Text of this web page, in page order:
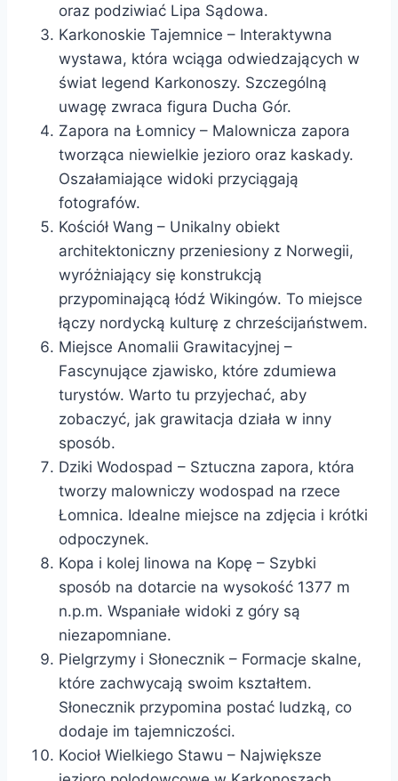
oraz podziwiać Lipa Sądowa.
Karkonoskie Tajemnice – Interaktywna
wystawa, która wciąga odwiedzających w
świat legend Karkonoszy. Szczególną
uwagę zwraca figura Ducha Gór.
Zapora na Łomnicy – Malownicza zapora
tworząca niewielkie jezioro oraz kaskady.
Oszałamiające widoki przyciągają
fotografów.
Kościół Wang – Unikalny obiekt
architektoniczny przeniesiony z Norwegii,
wyróżniający się konstrukcją
przypominającą łódź Wikingów. To miejsce
łączy nordycką kulturę z chrześcijaństwem.
Miejsce Anomalii Grawitacyjnej –
Fascynujące zjawisko, które zdumiewa
turystów. Warto tu przyjechać, aby
zobaczyć, jak grawitacja działa w inny
sposób.
Dziki Wodospad – Sztuczna zapora, która
tworzy malowniczy wodospad na rzece
Łomnica. Idealne miejsce na zdjęcia i krótki
odpoczynek.
Kopa i kolej linowa na Kopę – Szybki
sposób na dotarcie na wysokość 1377 m
n.p.m. Wspaniałe widoki z góry są
niezapomniane.
Pielgrzymy i Słonecznik – Formacje skalne,
które zachwycają swoim kształtem.
Słonecznik przypomina postać ludzką, co
dodaje im tajemniczości.
Kocioł Wielkiego Stawu – Największe